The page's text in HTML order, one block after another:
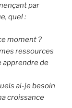
par
quel :
moment ?
ressources
apprendre de
ai-je besoin
croissance